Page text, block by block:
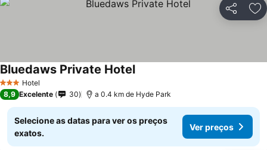
Partilhar
3 EstrelasHotel
Bluedaws Private Hotel
8,9 Excelente 30 a 0.4 km de Hyde Park
Selecione as datas para ver os preços
exatos.
Ver preços